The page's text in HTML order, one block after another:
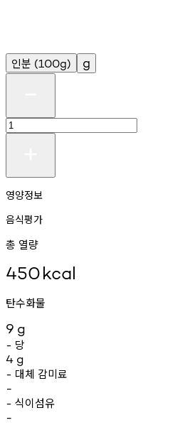
인분 (100g) g
영양정보
음식평가
총 열량
450kcal
탄수화물
9 g
- 당
4 g
- 대체 감미료
-
- 식이섬유
-